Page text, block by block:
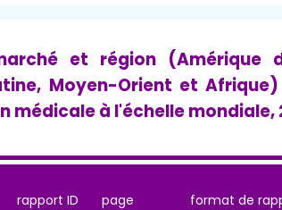
et région (Amérique
Moyen-Orient et
médicale à l'échelle mondiale,
rapport ID
page
format de